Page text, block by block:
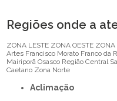
Regiões onde a
ZONA LESTE ZONA OESTE ZONA
Artes Francisco Morato Franco da
Mairiporã Osasco Região Central
Caetano Zona Norte
Aclimação